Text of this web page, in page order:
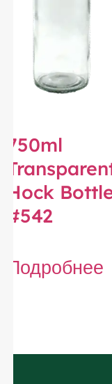
750ml
Hock
#542
Подробнее